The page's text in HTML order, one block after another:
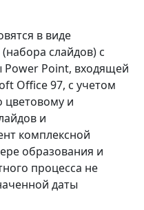
в виде
слайдов) с
Point, входящей
Office 97, с учетом
цветовому и
и
комплексной
образования и
процесса не
даты